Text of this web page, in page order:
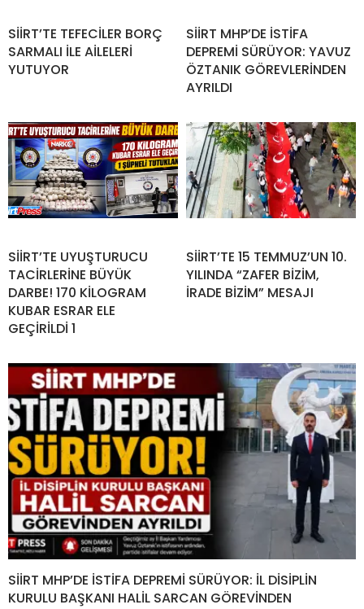
SİİRT’TE TEFECİLER BORÇ
SARMALI İLE AİLELERİ
YUTUYOR
SİİRT MHP’DE İSTİFA
DEPREMİ SÜRÜYOR: YAVUZ
ÖZTANIK GÖREVLERİNDEN
AYRILDI
SİİRT’TE UYUŞTURUCU
TACİRLERİNE BÜYÜK
DARBE! 170 KİLOGRAM
KUBAR ESRAR ELE
GEÇİRİLDİ 1
SİİRT’TE 15 TEMMUZ’UN 10.
YILINDA “ZAFER BİZİM,
İRADE BİZİM” MESAJI
SİİRT MHP’DE İSTİFA DEPREMİ SÜRÜYOR: İL DİSİPLİN
KURULU BAŞKANI HALİL SARCAN GÖREVİNDEN